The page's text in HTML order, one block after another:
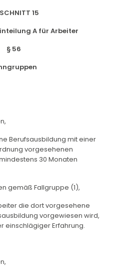
15
A für Arbeiter
§ 56
Berufsausbildung mit einer
vorgesehenen
30 Monaten
gemäß Fallgruppe (1),
die dort vorgesehene
vorgewiesen wird,
einschlägiger Erfahrung.